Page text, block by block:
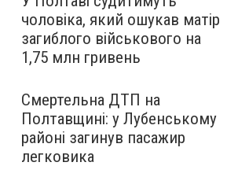
чоловіка, який ошукав матір
загиблого військового на
1,75 млн гривень
Смертельна ДТП на
Полтавщині: у Лубенському
районі загинув пасажир
легковика